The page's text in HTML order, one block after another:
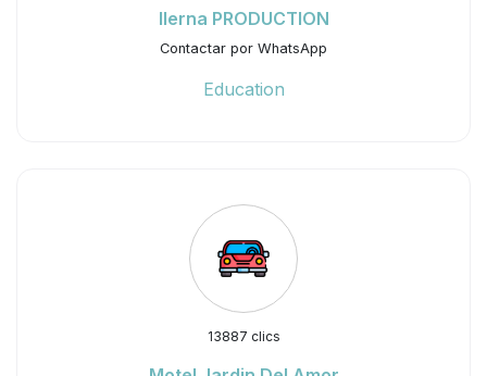
Ilerna PRODUCTION
Contactar por WhatsApp
Education
13887 clics